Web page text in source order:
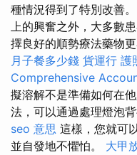
種情況得到了特別改善。
上的興奮之外，大多數
擇良好的順勢療法藥物更
月子餐多少錢 貨運行 護
Comprehensive
擬溶解不是準備如何在
法，可以通過處理燈泡
seo 意思 這樣，您就可
並自發地不懼怕。 大甲